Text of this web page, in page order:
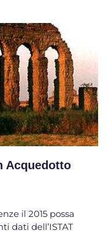
Acquedotto
il 2015 possa
dati dell’ISTAT